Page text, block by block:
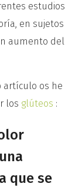
estudios
en sujetos
aumento del
artículo os he
los glúteos :
que se